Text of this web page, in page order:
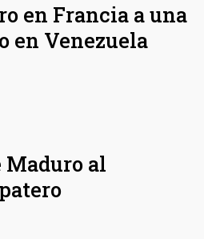
en Francia a una
en Venezuela
Maduro al